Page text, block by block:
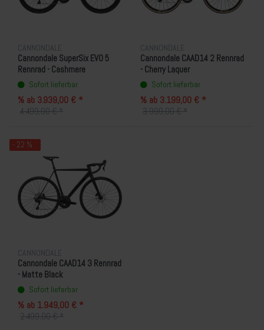
CANNONDALE
Cannondale SuperSix EVO 5
Rennrad - Cashmere
Sofort lieferbar
% ab 3.939,00 € *
4.499,00 € *
CANNONDALE
Cannondale CAAD14 2 Rennrad
- Cherry Laquer
Sofort lieferbar
% ab 3.199,00 € *
3.999,00 € *
- 22 %
CANNONDALE
Cannondale CAAD14 3 Rennrad
- Matte Black
Sofort lieferbar
% ab 1.949,00 € *
2.499,00 € *